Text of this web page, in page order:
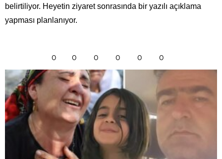
belirtiliyor. Heyetin ziyaret sonrasında bir yazılı açıklama
yapması planlanıyor.
0 0 0 0 0 0